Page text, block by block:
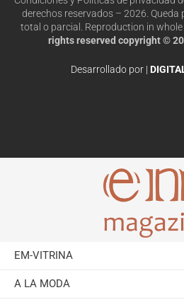
derechos reservados – 2026.
total o parcial. Reproduction in
rights reserved copyright ©
Desarrollado por |
EM-VITRINA
A LA MODA